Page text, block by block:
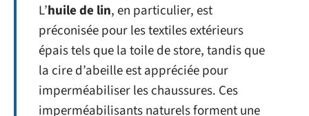
L’huile de lin, en particulier, est
préconisée pour les textiles extérieurs
épais tels que la toile de store, tandis que
la cire d’abeille est appréciée pour
imperméabiliser les chaussures. Ces
imperméabilisants naturels forment une